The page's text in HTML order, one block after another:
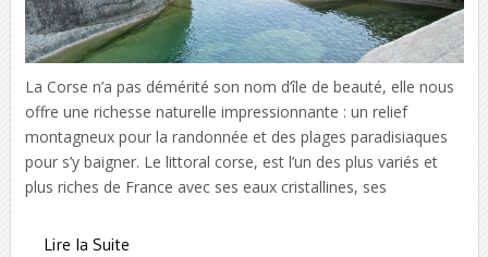
La Corse n’a pas démérité son nom d’île de beauté, elle nous
offre une richesse naturelle impressionnante : un relief
montagneux pour la randonnée et des plages paradisiaques
pour s’y baigner. Le littoral corse, est l’un des plus variés et
plus riches de France avec ses eaux cristallines, ses
Lire la Suite